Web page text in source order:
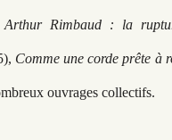
Arthur Rimbaud : la
Comme une corde prête à
ouvrages collectifs.